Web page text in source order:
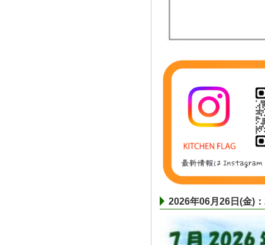
2026年06月26日(金)